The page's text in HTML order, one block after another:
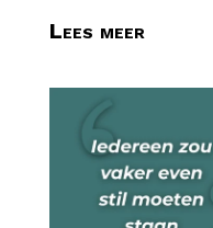
Lees meer